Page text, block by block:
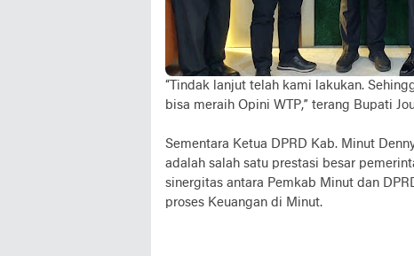
“Tindak lanjut telah kami lakukan.
bisa meraih Opini WTP,” terang Bupati
Sementara Ketua DPRD Kab. Minut
adalah salah satu prestasi besar
sinergitas antara Pemkab Minut dan
proses Keuangan di Minut.